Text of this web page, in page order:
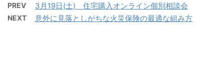
PREV 3月19日(土) 住宅購入オンライン個別相談会
NEXT 意外に見落としがちな火災保険の最適な組み方